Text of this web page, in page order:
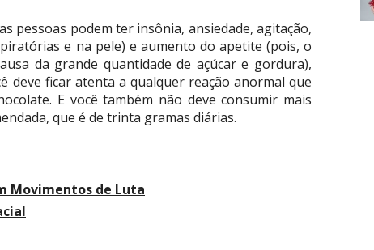
pessoas podem ter insônia, ansiedade, agitação,
e na pele) e aumento do apetite (pois, o
da grande quantidade de açúcar e gordura),
deve ficar atenta a qualquer reação anormal que
E você também não deve consumir mais
que é de trinta gramas diárias.
Movimentos de Luta